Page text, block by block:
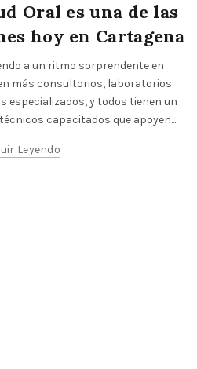
Oral es una de las
hoy en Cartagena
a un ritmo sorprendente en
más consultorios, laboratorios
especializados, y todos tienen un
capacitados que apoyen...
Leyendo